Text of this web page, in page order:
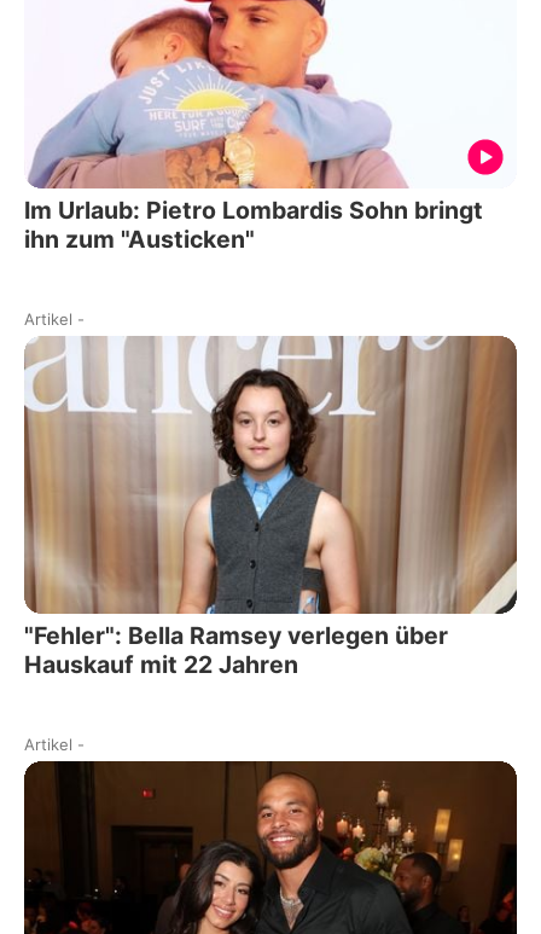
Im Urlaub: Pietro Lombardis Sohn bringt
ihn zum "Austicken"
Artikel -
"Fehler": Bella Ramsey verlegen über
Hauskauf mit 22 Jahren
Artikel -